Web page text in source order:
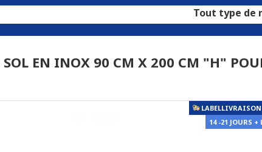
Tout type de
SOL EN INOX 90 CM X 200 CM "H"
14 -21 JOURS